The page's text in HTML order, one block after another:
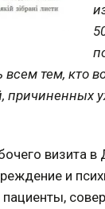
тем, кто
причиненных
визита в
и